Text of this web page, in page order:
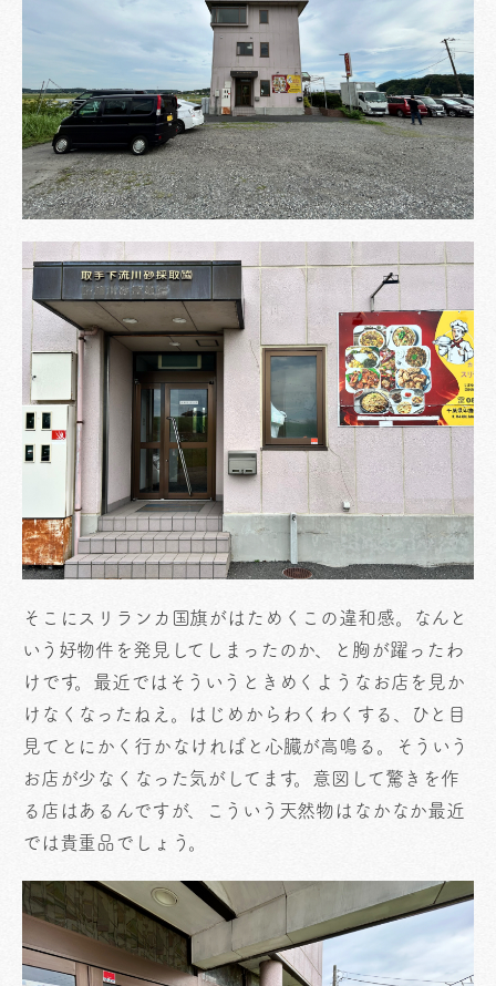
そこにスリランカ国旗がはためくこの違和感。なんと
いう好物件を発見してしまったのか、と胸が躍ったわ
けです。最近ではそういうときめくようなお店を見か
けなくなったねえ。はじめからわくわくする、ひと目
見てとにかく行かなければと心臓が高鳴る。そういう
お店が少なくなった気がしてます。意図して驚きを作
る店はあるんですが、こういう天然物はなかなか最近
では貴重品でしょう。